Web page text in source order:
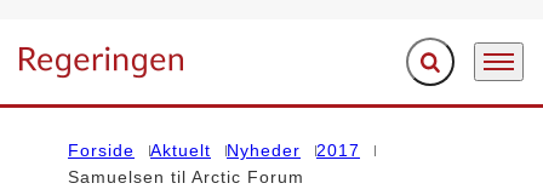
Gå til forsiden Fold søgefelt ud
Menu
Forside Aktuelt Nyheder
2017
Samuelsen til Arctic Forum